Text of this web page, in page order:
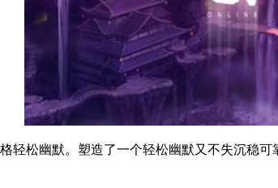
松幽默。塑造了一个轻松幽默又不失沉稳可